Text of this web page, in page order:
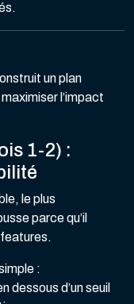
un plan
l’impact
1-2) :
le plus
parce qu’il
:
dessous d’un seuil